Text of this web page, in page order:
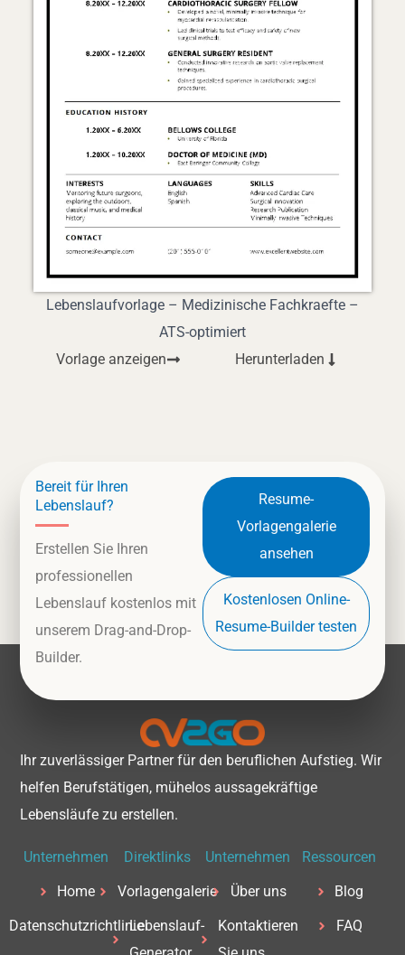
Lebenslaufvorlage – Medizinische Fachkraefte –
ATS-optimiert
Vorlage anzeigen
Herunterladen
Bereit für Ihren
Lebenslauf?
Erstellen Sie Ihren
professionellen
Lebenslauf kostenlos mit
unserem Drag-and-Drop-
Builder.
Resume-
Vorlagengalerie
ansehen
Kostenlosen Online-
Resume-Builder testen
Ihr zuverlässiger Partner für den beruflichen Aufstieg. Wir
helfen Berufstätigen, mühelos aussagekräftige
Lebensläufe zu erstellen.
Unternehmen
Home
Datenschutzrichtlinie
Direktlinks
Vorlagengalerie
Lebenslauf-
Unternehmen
Über uns
Kontaktieren
Ressourcen
Blog
FAQ